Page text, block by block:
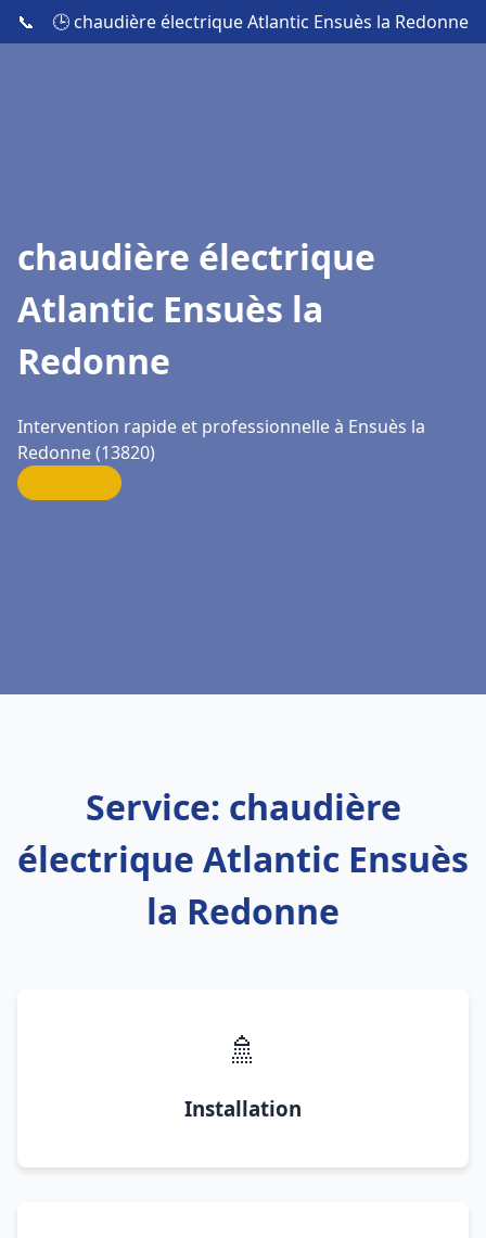
📞 🕒 chaudière électrique Atlantic Ensuès la Redonne
chaudière électrique
Atlantic Ensuès la
Redonne
Intervention rapide et professionnelle à Ensuès la
Redonne (13820)
Service: chaudière
électrique Atlantic Ensuès
la Redonne
🚿
Installation